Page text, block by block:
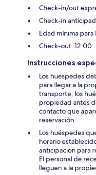
Check-in/out
Check-in
Edad mínima para
Check-out: 12:00
Instrucciones
Los huéspedes
para llegar a la
transporte, los
propiedad antes
contacto que
reservación.
Los huéspedes
horario
anticipación para
El personal de
lleguen a la